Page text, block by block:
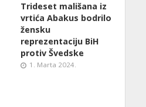
Trideset mališana iz
vrtića Abakus bodrilo
žensku
reprezentaciju BiH
protiv Švedske
1. Marta 2024.